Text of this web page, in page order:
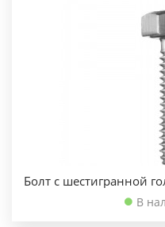
Болт с шестигранной
В